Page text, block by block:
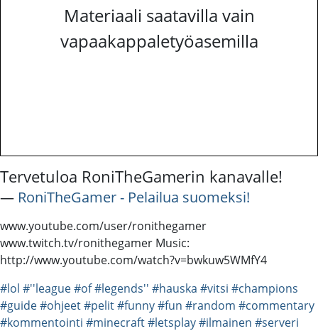
Materiaali saatavilla vain
vapaakappaletyöasemilla
Tervetuloa RoniTheGamerin kanavalle!
― RoniTheGamer - Pelailua suomeksi!
www.youtube.com/user/ronithegamer
www.twitch.tv/ronithegamer Music:
http://www.youtube.com/watch?v=bwkuw5WMfY4
#lol #''league#of#legends'' #hauska #vitsi #champions
#guide#ohjeet#pelit#funny#fun #random #commentary
#kommentointi #minecraft#letsplay#ilmainen #serveri